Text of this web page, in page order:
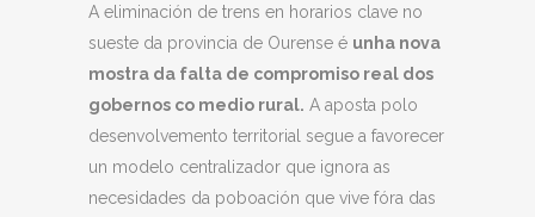
A eliminación de trens en horarios clave no
sueste da provincia de Ourense é unha nova
mostra da falta de compromiso real dos
gobernos co medio rural. A aposta polo
desenvolvemento territorial segue a favorecer
un modelo centralizador que ignora as
necesidades da poboación que vive fóra das